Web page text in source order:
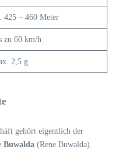
425 – 460 Meter
zu 60 km/h
2,5 g
gehört eigentlich der
Buwalda (Rene Buwalda).